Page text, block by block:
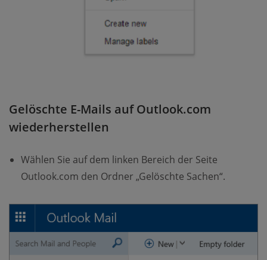
Gelöschte E-Mails auf Outlook.com
wiederherstellen
Wählen Sie auf dem linken Bereich der Seite
Outlook.com den Ordner „Gelöschte Sachen“.